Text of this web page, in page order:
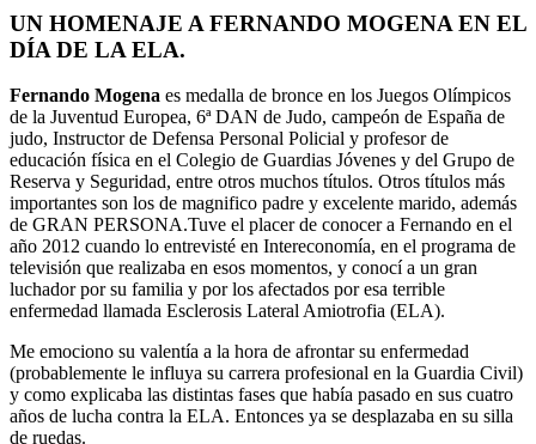
UN HOMENAJE A FERNANDO MOGENA EN EL
DÍA DE LA ELA.
Fernando Mogena es medalla de bronce en los Juegos Olímpicos
de la Juventud Europea, 6ª DAN de Judo, campeón de España de
judo, Instructor de Defensa Personal Policial y profesor de
educación física en el Colegio de Guardias Jóvenes y del Grupo de
Reserva y Seguridad, entre otros muchos títulos. Otros títulos más
importantes son los de magnifico padre y excelente marido, además
de GRAN PERSONA.Tuve el placer de conocer a Fernando en el
año 2012 cuando lo entrevisté en Intereconomía, en el programa de
televisión que realizaba en esos momentos, y conocí a un gran
luchador por su familia y por los afectados por esa terrible
enfermedad llamada Esclerosis Lateral Amiotrofia (ELA).
Me emociono su valentía a la hora de afrontar su enfermedad
(probablemente le influya su carrera profesional en la Guardia Civil)
y como explicaba las distintas fases que había pasado en sus cuatro
años de lucha contra la ELA. Entonces ya se desplazaba en su silla
de ruedas.